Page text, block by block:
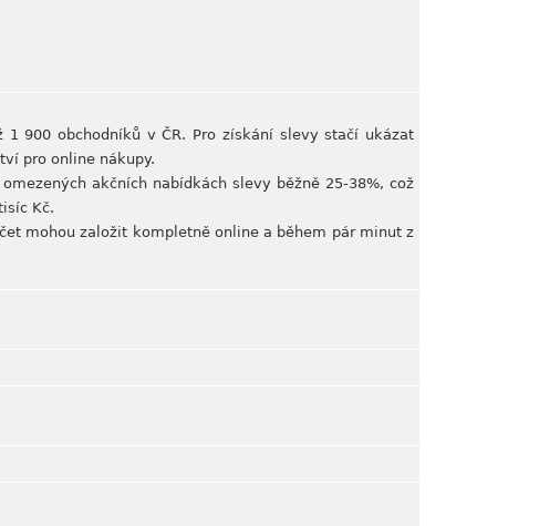
900 obchodníků v ČR. Pro získání slevy stačí ukázat
pro online nákupy.
akčních nabídkách slevy běžně 25-38%, což
Kč.
mohou založit kompletně online a během pár minut z